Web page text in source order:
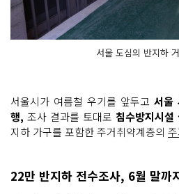
서울 도심의 반지하
서울시가 여름철 우기를 앞두고 서울
행, 조사 결과를 토대로 침수방지시설
지하 가구를 포함한 주거취약계층의
22만 반지하 전수조사, 6월 말까